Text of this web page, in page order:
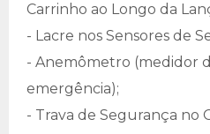
Carrinho ao Longo da
- Lacre nos Sensores de
- Anemômetro (medidor
emergência);
- Trava de Segurança no